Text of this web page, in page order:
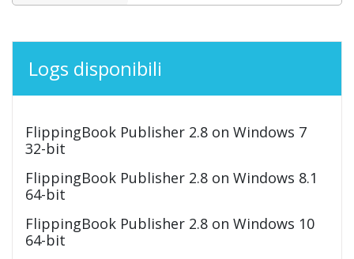
Logs disponibili
FlippingBook Publisher 2.8 on Windows 7
32-bit
FlippingBook Publisher 2.8 on Windows 8.1
64-bit
FlippingBook Publisher 2.8 on Windows 10
64-bit